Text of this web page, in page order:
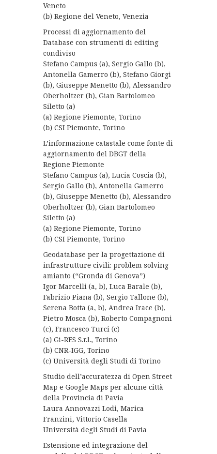
Veneto
(b) Regione del Veneto, Venezia
Processi di aggiornamento del
Database con strumenti di editing
condiviso
Stefano Campus (a), Sergio Gallo (b),
Antonella Gamerro (b), Stefano Giorgi
(b), Giuseppe Menetto (b), Alessandro
Oberholtzer (b), Gian Bartolomeo
Siletto (a)
(a) Regione Piemonte, Torino
(b) CSI Piemonte, Torino
L’informazione catastale come fonte di
aggiornamento del DBGT della
Regione Piemonte
Stefano Campus (a), Lucia Coscia (b),
Sergio Gallo (b), Antonella Gamerro
(b), Giuseppe Menetto (b), Alessandro
Oberholtzer (b), Gian Bartolomeo
Siletto (a)
(a) Regione Piemonte, Torino
(b) CSI Piemonte, Torino
Geodatabase per la progettazione di
infrastrutture civili: problem solving
amianto (“Gronda di Genova”)
Igor Marcelli (a, b), Luca Barale (b),
Fabrizio Piana (b), Sergio Tallone (b),
Serena Botta (a, b), Andrea Irace (b),
Pietro Mosca (b), Roberto Compagnoni
(c), Francesco Turci (c)
(a) Gi-RES S.r.l., Torino
(b) CNR-IGG, Torino
(c) Università degli Studi di Torino
Studio dell’accuratezza di Open Street
Map e Google Maps per alcune città
della Provincia di Pavia
Laura Annovazzi Lodi, Marica
Franzini, Vittorio Casella
Università degli Studi di Pavia
Estensione ed integrazione del